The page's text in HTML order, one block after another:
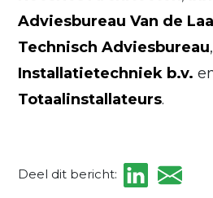
Adviesbureau Van de
Technisch Adviesbureau,
Installatietechniek b.v.
Totaalinstallateurs.
Deel dit bericht: